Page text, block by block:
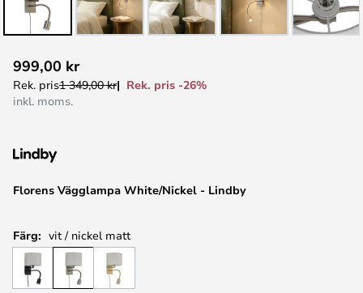
till
början
Florens Vägglampa White/Nickel - Lindby
999,00 kr
Rek. pris1 349,00 kr
Rek. pris -26%
inkl. moms.
Färg: vit / nickel matt